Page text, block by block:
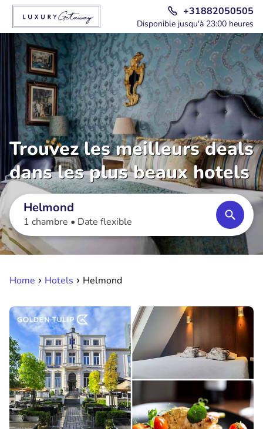
+31882050505
Disponible jusqu'à 23:00 heures
Trouvez les meilleurs deals
dans les plus beaux hotels
Helmond
1 chambre • Date flexible
Home Hotels Helmond